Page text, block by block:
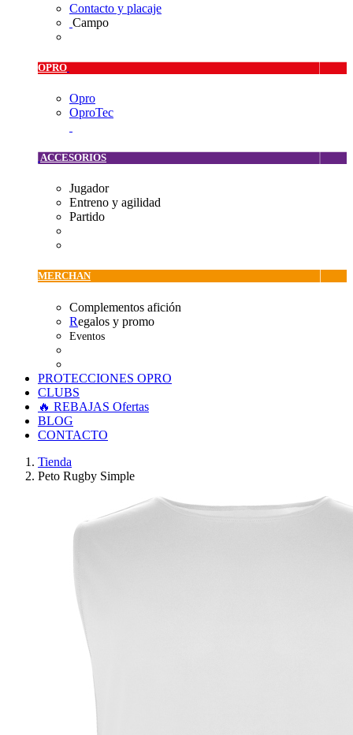
Contacto y placaje
Campo
OPRO
Opro
OproTec
ACCESORIOS
Jugador
Entreno y agilidad
Partido
MERCHAN
Complementos afición
Regalos y promo
Eventos
PROTECCIONES OPRO
CLUBS
🔥 REBAJAS Ofertas
BLOG
CONTACTO
Tienda
Peto Rugby Simple